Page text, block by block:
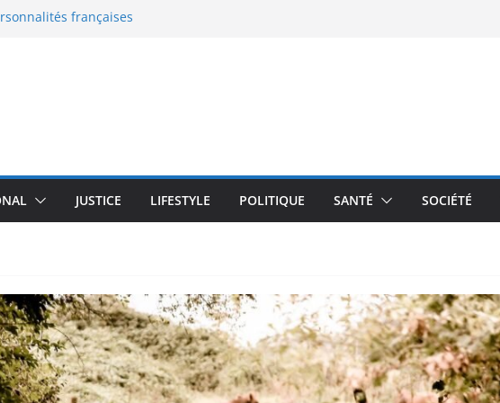
françaises
la nouvelle bataille de
l’enceinte active qui
de 100 000 $
JUSTICE LIFESTYLE POLITIQUE SANTÉ SOCIÉTÉ